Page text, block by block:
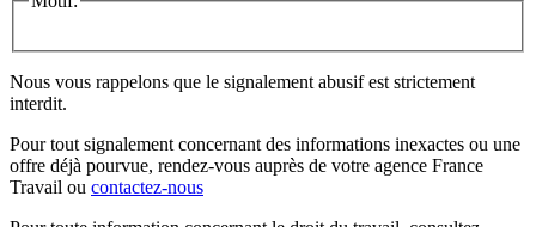
Nous vous rappelons que le signalement abusif est strictement
interdit.
Pour tout signalement concernant des informations inexactes ou une
offre déjà pourvue, rendez-vous auprès de votre agence France
Travail ou contactez-nous